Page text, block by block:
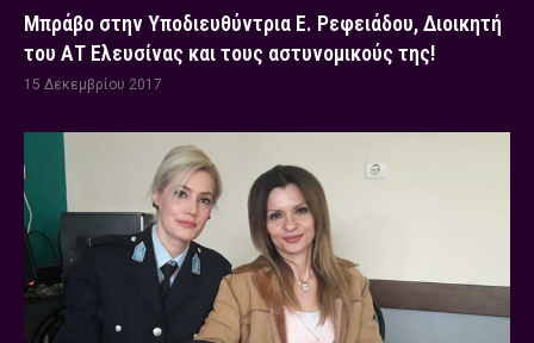
Μπράβο στην Υποδιευθύντρια Ε. Ρεφειάδου, Διοικητή
του ΑΤ Ελευσίνας και τους αστυνομικούς της!
15 Δεκεμβρίου 2017